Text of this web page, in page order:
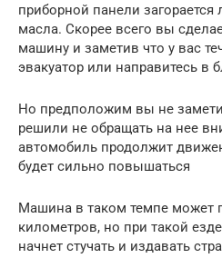
приборной панели
масла. Скорее всего вы
машину и заметив что у вас
эвакуатор или направитесь в
Но предположим вы не
решили не обращать на нее
автомобиль продолжит
будет сильно повышаться
Машина в таком темпе может
километров, но при такой
начнет стучать и издавать